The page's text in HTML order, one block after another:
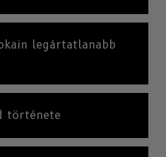
legártatlanabb
története